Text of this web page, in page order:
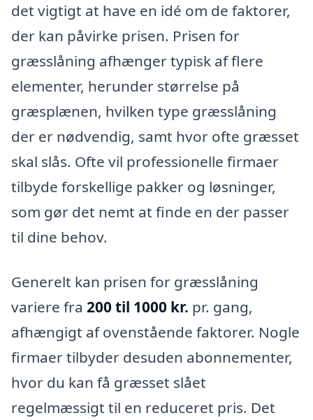
det vigtigt at have en idé om de faktorer,
der kan påvirke prisen. Prisen for
græsslåning afhænger typisk af flere
elementer, herunder størrelse på
græsplænen, hvilken type græsslåning
der er nødvendig, samt hvor ofte græsset
skal slås. Ofte vil professionelle firmaer
tilbyde forskellige pakker og løsninger,
som gør det nemt at finde en der passer
til dine behov.
Generelt kan prisen for græsslåning
variere fra 200 til 1000 kr. pr. gang,
afhængigt af ovenstående faktorer. Nogle
firmaer tilbyder desuden abonnementer,
hvor du kan få græsset slået
regelmæssigt til en reduceret pris. Det